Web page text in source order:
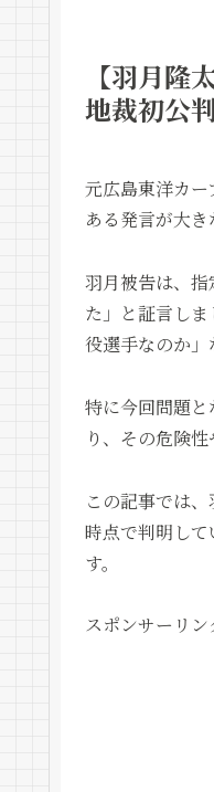
【羽月
地裁初公判
元広島東洋カ
ある発言が大き
羽月被告は、
た」と証言し
役選手なのか」
特に今回問題
り、その危険
この記事では
時点で判明し
す。
スポンサーリン